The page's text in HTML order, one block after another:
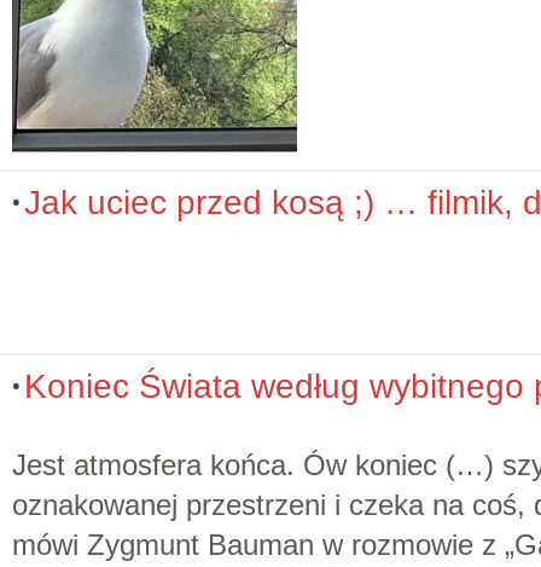
Jak uciec przed kosą ;) … filmik,
Koniec Świata według
Jest atmosfera końca. Ów koniec (…)
oznakowanej przestrzeni i czeka na
mówi Zygmunt Bauman w rozmowie z